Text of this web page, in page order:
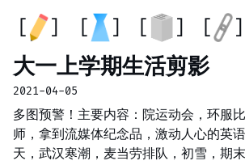
大一上学期生活剪影
2021-04-05
多图预警！主要内容：院运动会，环服
师，拿到流媒体纪念品，激动人心的英
天，武汉寒潮，麦当劳排队，初雪，期末